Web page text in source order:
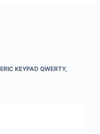
KEYPAD QWERTY,